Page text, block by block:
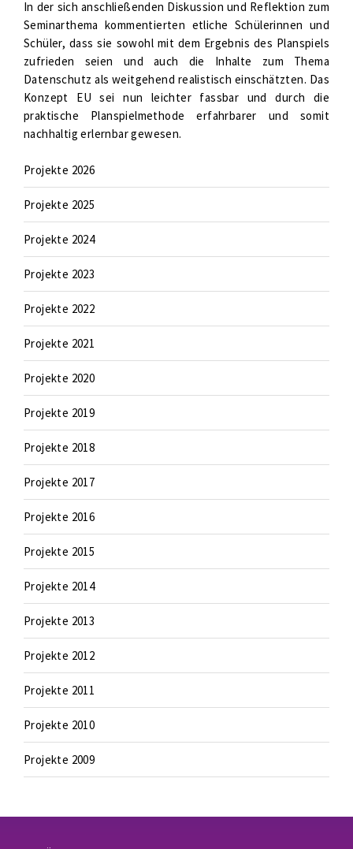
In der sich anschließenden Diskussion und Reflektion zum
Seminarthema kommentierten etliche Schülerinnen und
Schüler, dass sie sowohl mit dem Ergebnis des Planspiels
zufrieden seien und auch die Inhalte zum Thema
Datenschutz als weitgehend realistisch einschätzten. Das
Konzept EU sei nun leichter fassbar und durch die
praktische Planspielmethode erfahrbarer und somit
nachhaltig erlernbar gewesen.
Projekte 2026
Projekte 2025
Projekte 2024
Projekte 2023
Projekte 2022
Projekte 2021
Projekte 2020
Projekte 2019
Projekte 2018
Projekte 2017
Projekte 2016
Projekte 2015
Projekte 2014
Projekte 2013
Projekte 2012
Projekte 2011
Projekte 2010
Projekte 2009